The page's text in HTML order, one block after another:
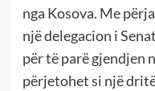
nga Kosova. Me
një delegacion i
për të parë gjendjen
përjetohet si një